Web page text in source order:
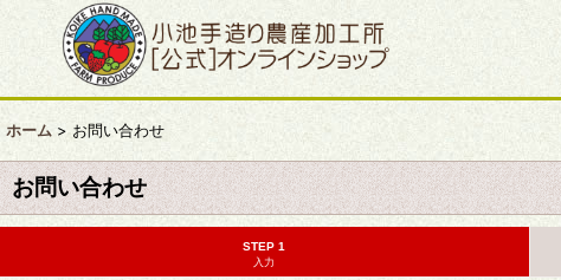
ホーム > お問い合わせ
お問い合わせ
STEP 1
入力